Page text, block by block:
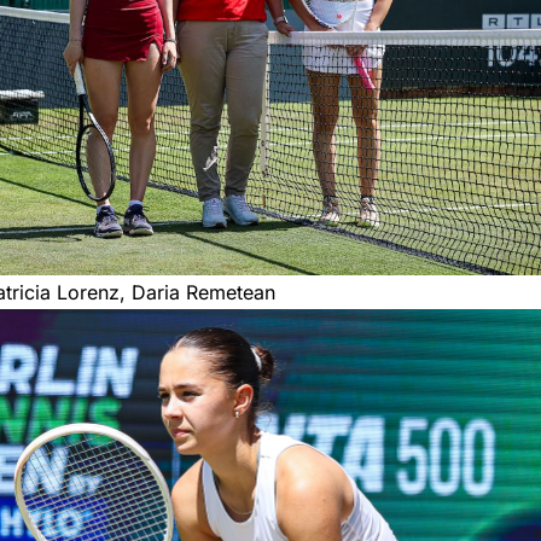
Lorenz, Daria Remetean